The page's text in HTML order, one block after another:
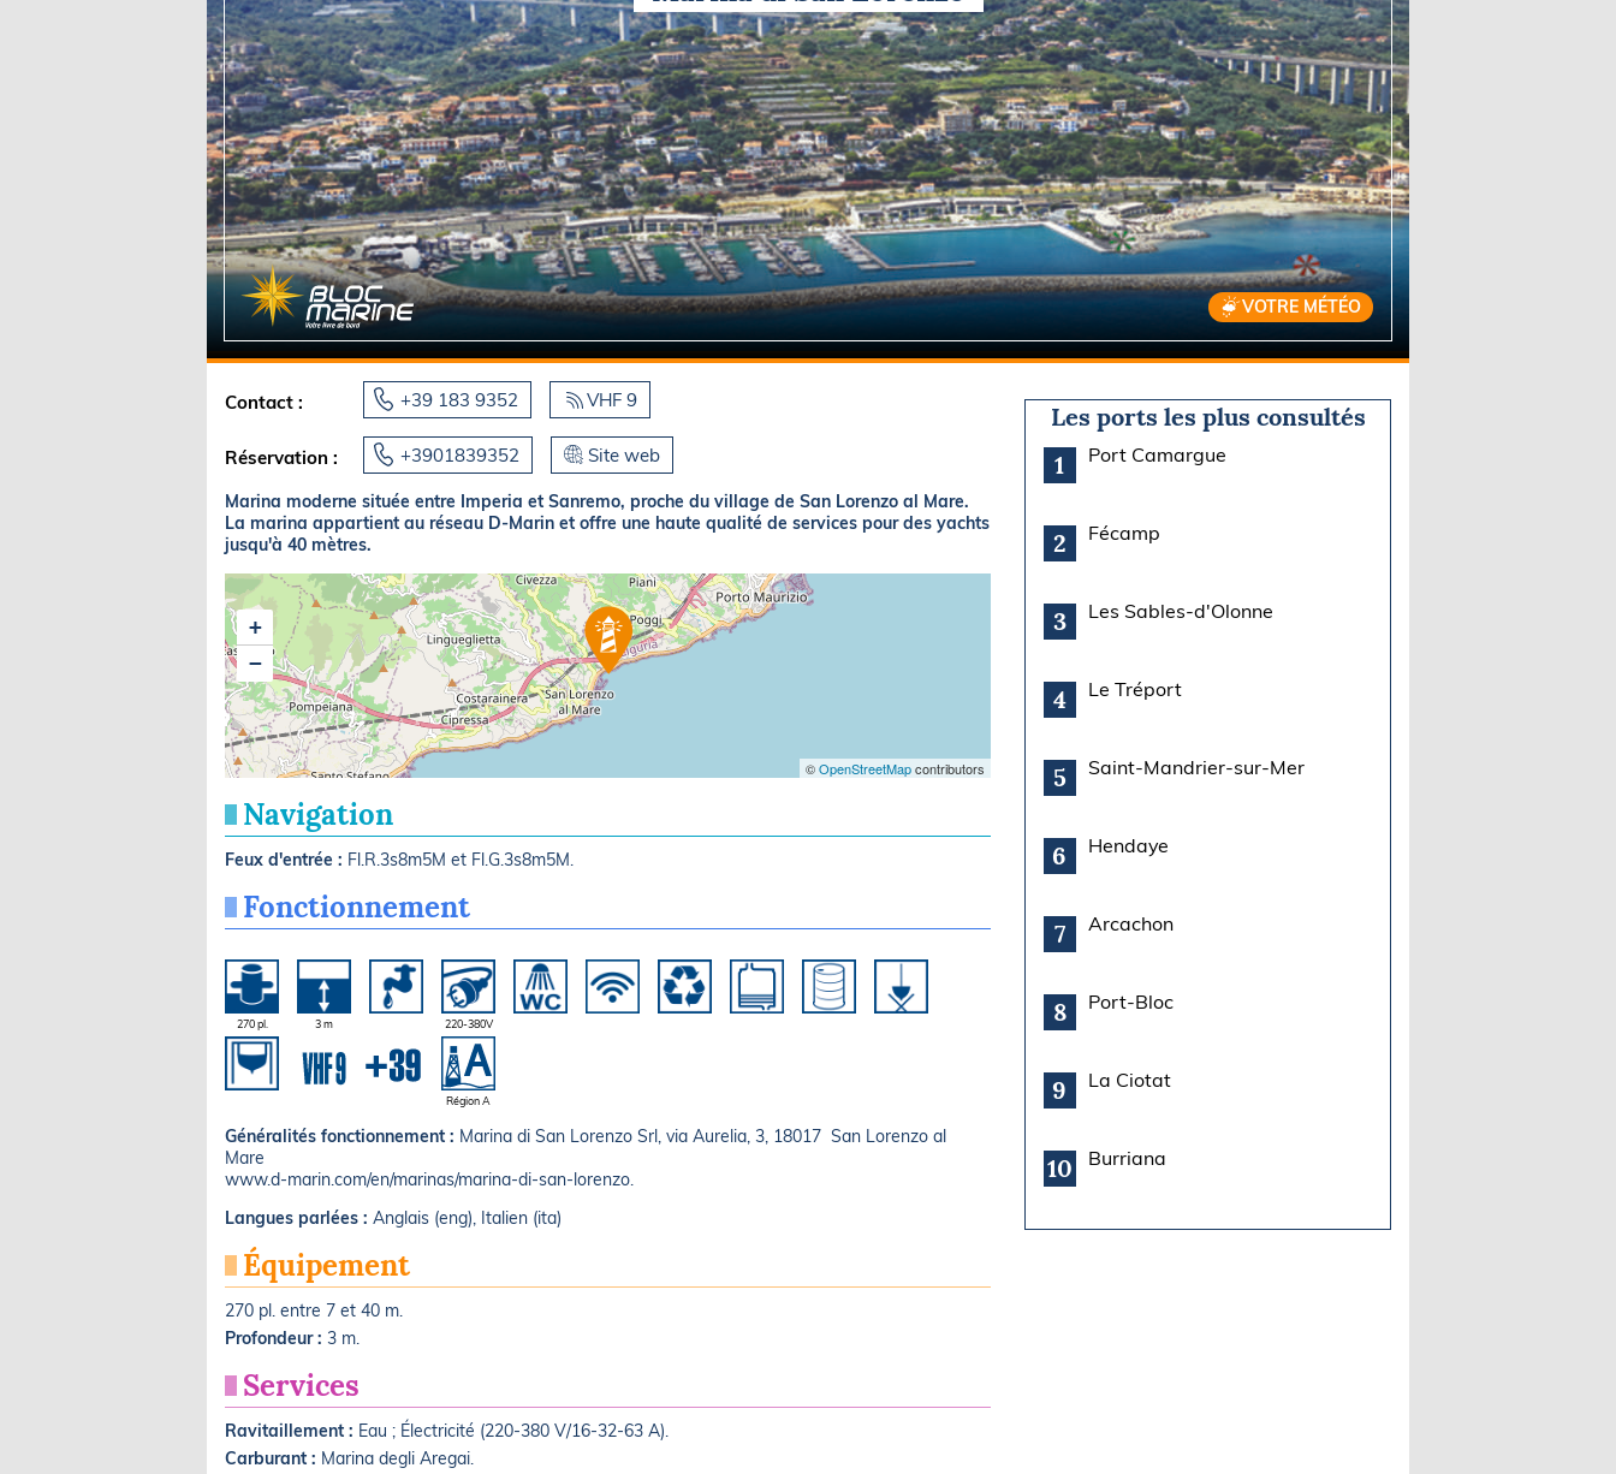
Equipements
Salons
Economie
Yachting
LOISIRS
Pêche en mer
Plongée
Glisse
Briefings
FLASH INFO
VOTRE MÉTÉO
Les ports les plus consultés
1
Port Camargue
2 Fécamp
3 Les Sables-d'Olonne
4 Le Tréport
5 Saint-Mandrier-sur-Mer
6 Hendaye
7 Arcachon
8 Port-Bloc
9 La Ciotat
10 Burriana
Contact : +39 183 9352 VHF 9
Réservation : +3901839352 Site web
Marina moderne située entre Imperia et Sanremo, proche du village de San Lorenzo al Mare.
La marina appartient au réseau D-Marin et offre une haute qualité de services pour des yachts
jusqu'à 40 mètres.
+
−
©OpenStreetMapcontributors
Navigation
Feux d'entrée : Fl.R.3s8m5M et Fl.G.3s8m5M.
Fonctionnement
270 pl. 3 m 220-380V
Région A
Généralités fonctionnement : Marina di San Lorenzo Srl, via Aurelia, 3, 18017 San Lorenzo al
Mare
www.d-marin.com/en/marinas/marina-di-san-lorenzo.
Langues parlées : Anglais (eng), Italien (ita)
Équipement
270 pl. entre 7 et 40 m.
Profondeur : 3 m.
Services
Ravitaillement : Eau ; Électricité (220-380 V/16-32-63 A).
Carburant : Marina degli Aregai.